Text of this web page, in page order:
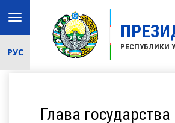
РЕСПУБЛИКИ
Toggle
navigation
РУС
Глава